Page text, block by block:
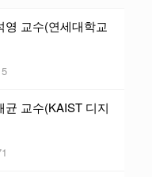
교수(연세대학교
교수(KAIST 디지